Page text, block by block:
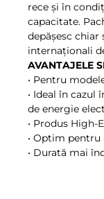
rece şi în
capacitate.
depăşesc
internaţionali
AVANTAJELE
• Pentru
• Ideal în cazul
de energie
• Produs High-
• Optim
• Durată mai